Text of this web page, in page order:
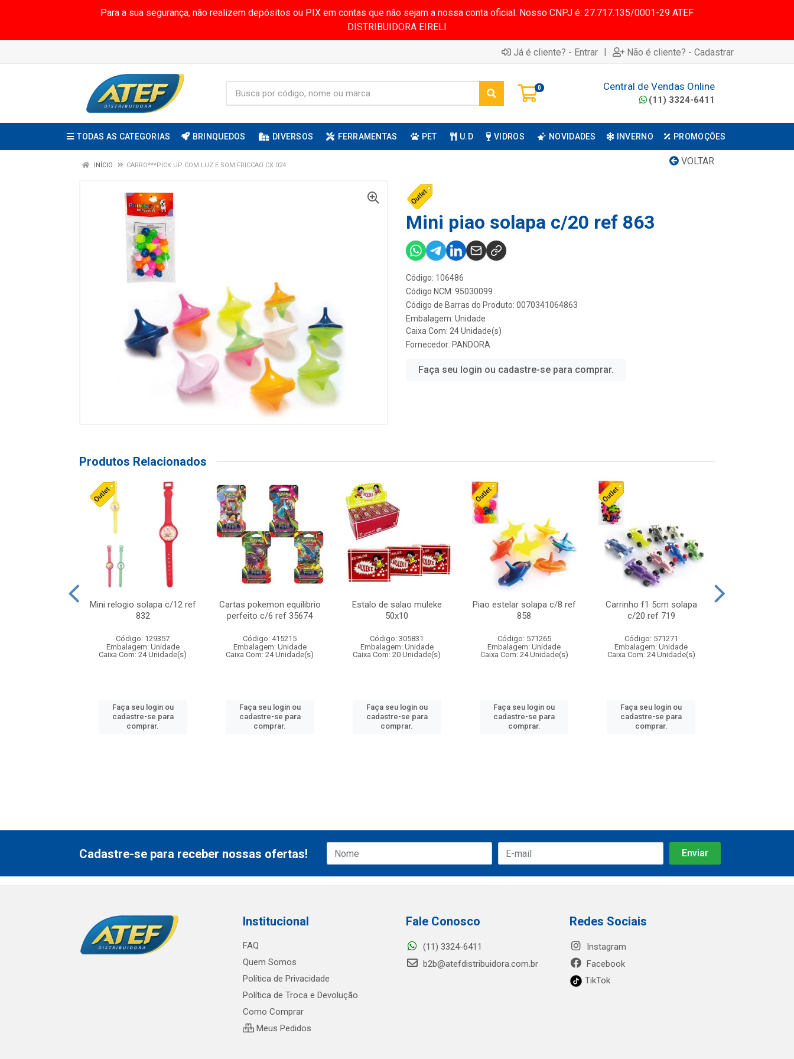
Para a sua segurança, não realizem depósitos ou PIX em contas que não sejam a nossa conta oficial. Nosso CNPJ é: 27.717.135/0001-29 ATEF
DISTRIBUIDORA EIRELI
Já é cliente? - Entrar | Não é cliente? - Cadastrar
0 Central de Vendas Online
(11) 3324-6411
TODAS AS CATEGORIAS BRINQUEDOS DIVERSOS FERRAMENTAS PET U.D VIDROS NOVIDADES INVERNO PROMOÇÕES
VOLTAR
INÍCIO CARRO***PICK UP COM LUZ E SOM FRICCAO CX:024
Mini piao solapa c/20 ref 863
Código: 106486
Código NCM: 95030099
Código de Barras do Produto: 0070341064863
Embalagem: Unidade
Caixa Com: 24 Unidade(s)
Fornecedor: PANDORA
Faça seu login ou cadastre-se para comprar.
Produtos Relacionados
Mini relogio solapa c/12 ref
832
Código: 129357
Embalagem: Unidade
Caixa Com: 24 Unidade(s)
Faça seu login ou
cadastre-se para
comprar.
Cartas pokemon equilibrio
perfeito c/6 ref 35674
Código: 415215
Embalagem: Unidade
Caixa Com: 24 Unidade(s)
Faça seu login ou
cadastre-se para
comprar.
Estalo de salao muleke
50x10
Código: 305831
Embalagem: Unidade
Caixa Com: 20 Unidade(s)
Faça seu login ou
cadastre-se para
comprar.
Piao estelar solapa c/8 ref
858
Código: 571265
Embalagem: Unidade
Caixa Com: 24 Unidade(s)
Faça seu login ou
cadastre-se para
comprar.
Carrinho f1 5cm solapa
c/20 ref 719
Código: 571271
Embalagem: Unidade
Caixa Com: 24 Unidade(s)
Faça seu login ou
cadastre-se para
comprar.
Cadastre-se para receber nossas ofertas!
Institucional
FAQ
Quem Somos
Política de Privacidade
Política de Troca e Devolução
Como Comprar
Meus Pedidos
Fale Conosco
(11) 3324-6411
b2b@atefdistribuidora.com.br
Redes Sociais
Instagram
Facebook
TikTok